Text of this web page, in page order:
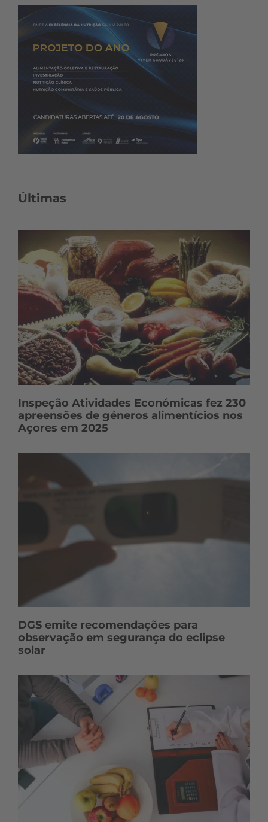
Últimas
Inspeção Atividades Económicas fez 230
apreensões de géneros alimentícios nos
Açores em 2025
DGS emite recomendações para
observação em segurança do eclipse
solar